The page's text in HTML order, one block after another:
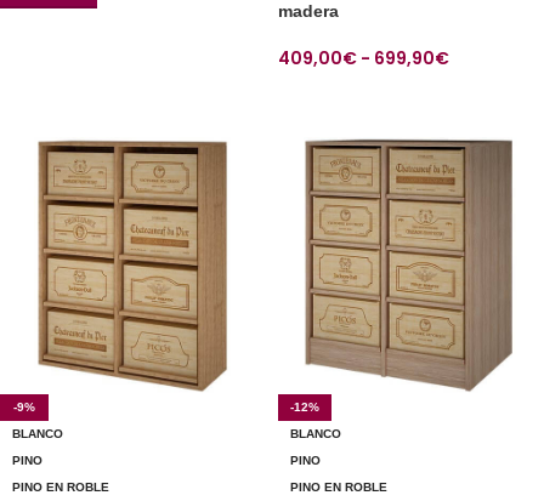
madera
409,00€ - 699,90€
-9%
BLANCO
PINO
PINO EN ROBLE
-12%
BLANCO
PINO
PINO EN ROBLE